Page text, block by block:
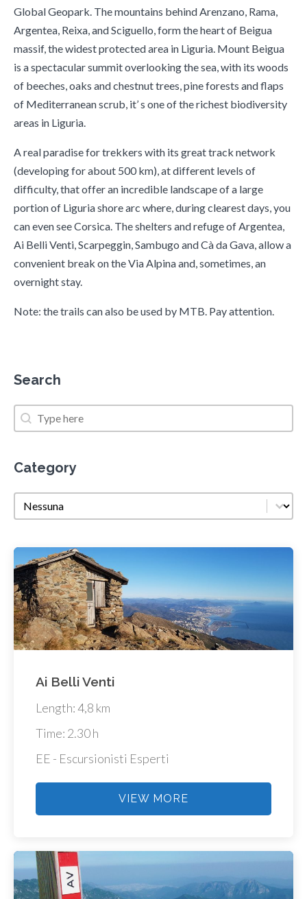
Global Geopark. The mountains behind Arenzano, Rama,
Argentea, Reixa, and Sciguello, form the heart of Beigua
massif, the widest protected area in Liguria. Mount Beigua
is a spectacular summit overlooking the sea, with its woods
of beeches, oaks and chestnut trees, pine forests and flaps
of Mediterranean scrub, it’ s one of the richest biodiversity
areas in Liguria.
A real paradise for trekkers with its great track network
(developing for about 500 km), at different levels of
difficulty, that offer an incredible landscape of a large
portion of Liguria shore arc where, during clearest days, you
can even see Corsica. The shelters and refuge of Argentea,
Ai Belli Venti, Scarpeggin, Sambugo and Cà da Gava, allow a
convenient break on the Via Alpina and, sometimes, an
overnight stay.
Note: the trails can also be used by MTB. Pay attention.
Search
Search
Search
Category
Category
Category
Ai Belli Venti
Length: 4,8 km
Time: 2.30 h
EE - Escursionisti Esperti
VIEW MORE